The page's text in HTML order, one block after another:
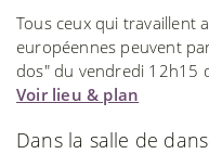
Tous ceux qui travaillent
européennes peuvent
dos" du vendredi 12h15
Voir lieu & plan
Dans la salle de